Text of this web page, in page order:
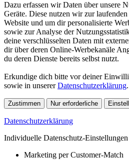
Dazu erfassen wir Daten über unsere
Geräte. Diese nutzen wir zur
Website und um dir personalisierte
sowie zur Analyse der
deine verschlüsselten Daten mit
dir über deren Online-Werbekanäle
du deren Dienste bereits selbst nutzt.
Erkundige dich bitte vor deiner
sowie in unsererDatenschutzerklärung.
Zustimmen Nur erforderliche
Datenschutzerklärung
Individuelle Datenschutz-Einstellungen
Marketing per Customer-Match